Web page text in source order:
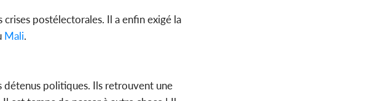
crises postélectorales. Il a enfin exigé la
Mali.
détenus politiques. Ils retrouvent une